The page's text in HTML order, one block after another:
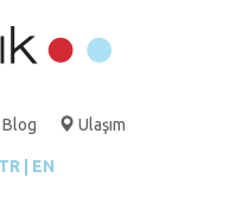
Blog Ulaşım
TR EN